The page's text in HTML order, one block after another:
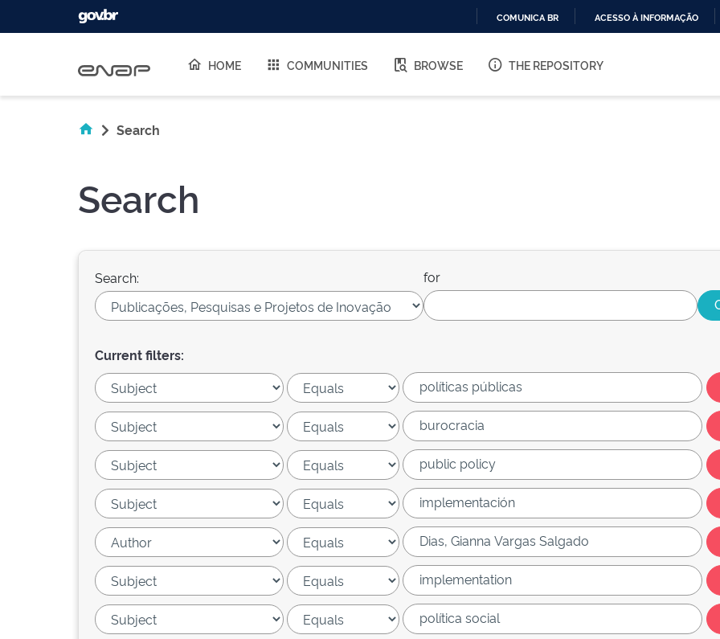
O
COMUNICA BR ACESSO À INFORMAÇÃO
HOME COMMUNITIES BROWSE THE REPOSITORY
Search
Search
Search: for
Current filters: